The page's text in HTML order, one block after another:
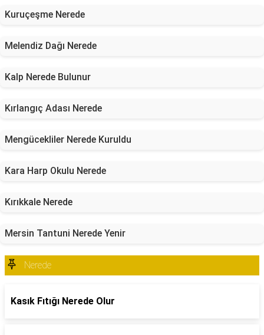
Kuruçeşme Nerede
Melendiz Dağı Nerede
Kalp Nerede Bulunur
Kırlangıç Adası Nerede
Mengücekliler Nerede Kuruldu
Kara Harp Okulu Nerede
Kırıkkale Nerede
Mersin Tantuni Nerede Yenir
Nerede
Kasık Fıtığı Nerede Olur